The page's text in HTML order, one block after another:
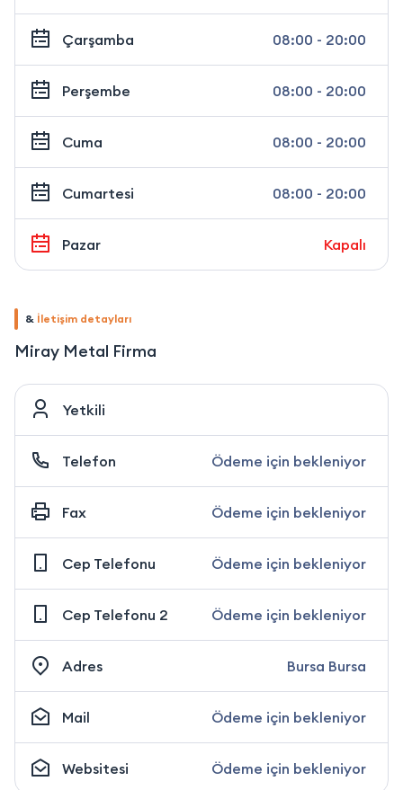
Çarşamba 08:00 - 20:00
Perşembe 08:00 - 20:00
Cuma 08:00 - 20:00
Cumartesi 08:00 - 20:00
Pazar Kapalı
& İletişim detayları
Miray Metal Firma
Yetkili
Telefon Ödeme için bekleniyor
Fax Ödeme için bekleniyor
Cep Telefonu Ödeme için bekleniyor
Cep Telefonu 2 Ödeme için bekleniyor
Adres Bursa Bursa
Mail Ödeme için bekleniyor
Websitesi Ödeme için bekleniyor